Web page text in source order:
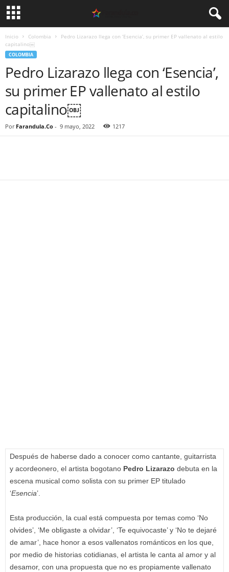
Inicio Colombia
Pedro Lizarazo llega con ‘Esencia’, su primer EP vallenato al estilo
capitalino￼
COLOMBIA
Pedro Lizarazo llega con ‘Esencia’,
su primer EP vallenato al estilo
capitalino￼
Por Farandula.Co - 9 mayo, 2022 1217
Después de haberse dado a conocer como cantante, guitarrista
y acordeonero, el artista bogotano Pedro Lizarazo debuta en la
escena musical como solista con su primer EP titulado
‘Esencia’.
Esta producción, la cual está compuesta por temas como ‘No
olvides’, ‘Me obligaste a olvidar’, ‘Te equivocaste’ y ‘No te dejaré
de amar’, hace honor a esos vallenatos románticos en los que,
por medio de historias cotidianas, el artista le canta al amor y al
desamor, con una propuesta que no es propiamente vallenato